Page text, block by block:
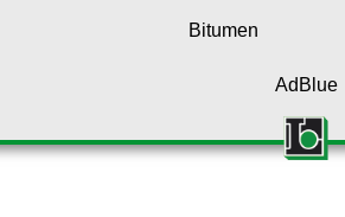
Bitumen
AdBlue